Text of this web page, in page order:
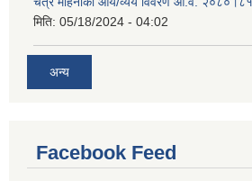
मिति: 05/18/2024 - 04:02
अन्य
Facebook Feed